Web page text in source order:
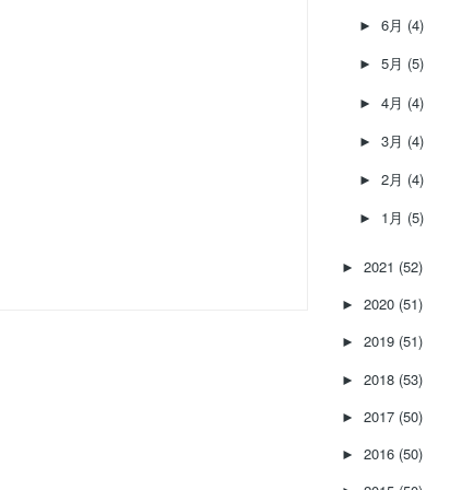
► 6月 (4)
► 5月 (5)
► 4月 (4)
► 3月 (4)
► 2月 (4)
► 1月 (5)
► 2021 (52)
► 2020 (51)
► 2019 (51)
► 2018 (53)
► 2017 (50)
► 2016 (50)